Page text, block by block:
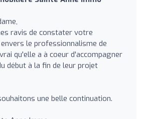
ravis de constater votre
le professionnalisme de
qu'elle a à coeur d'accompagner
début à la fin de leur projet
une belle continuation.